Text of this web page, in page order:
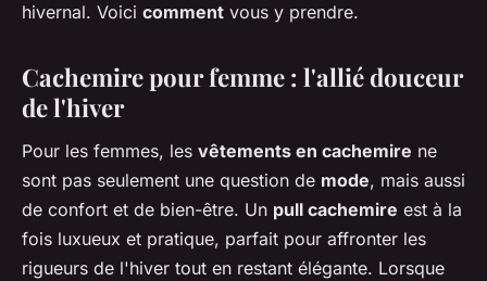
hivernal. Voici comment vous y prendre.
Cachemire pour femme : l'allié douceur
de l'hiver
Pour les femmes, les vêtements en cachemire ne
sont pas seulement une question de mode, mais aussi
de confort et de bien-être. Un pull cachemire est à la
fois luxueux et pratique, parfait pour affronter les
rigueurs de l'hiver tout en restant élégante. Lorsque